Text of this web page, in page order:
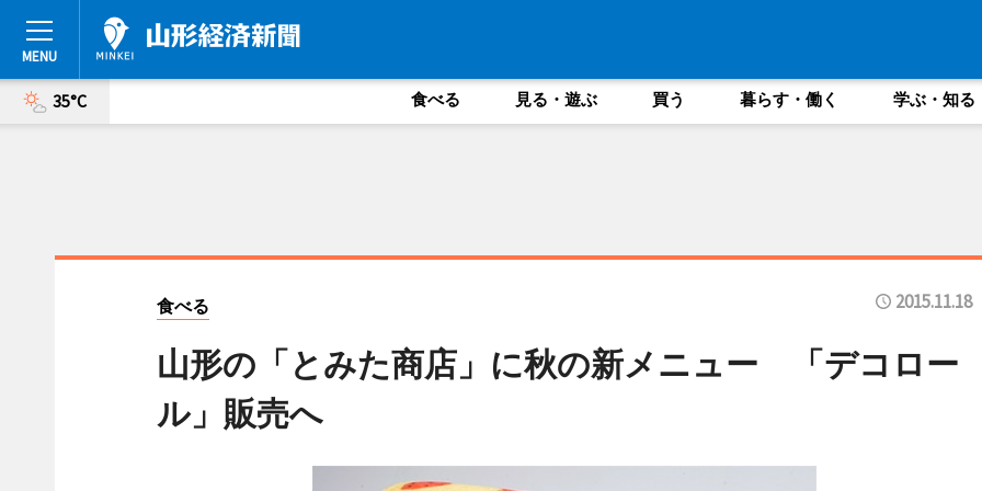
35°C 食べる 見る・遊ぶ 買う 暮らす・働く 学ぶ・知る
食べる 2015.11.18
山形の「とみた商店」に秋の新メニュー 「デコロー
ル」販売へ